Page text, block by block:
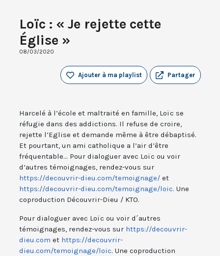
Loïc : « Je rejette cette
Église »
08/03/2020
Partager
Ajouter à ma playlist
Harcelé à l’école et maltraité en famille, Loïc se
réfugie dans des addictions. Il refuse de croire,
rejette l’Eglise et demande même à être débaptisé.
Et pourtant, un ami catholique a l’air d’être
fréquentable... Pour dialoguer avec Loïc ou voir
d’autres témoignages, rendez-vous sur
https://decouvrir-dieu.com/temoignage/ et
https://decouvrir-dieu.com/temoignage/loic. Une
coproduction Découvrir-Dieu / KTO.
Pour dialoguer avec Loïc ou voir d´autres
témoignages, rendez-vous sur https://decouvrir-
dieu.com et https://decouvrir-
dieu.com/temoignage/loic. Une coproduction